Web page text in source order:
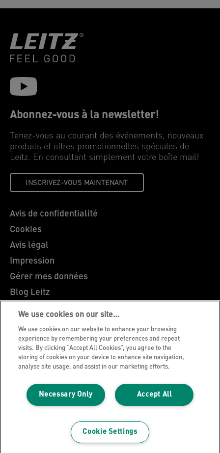
Abonnez-vous à la newsletter!
Tenez-vous au courant des événements, nouveaux
produits et offres promotionnelles spéciales de
Leitz. En consultant simplement votre boîte mail!
INSCRIVEZ-VOUS MAINTENANT
Avis de confidentialité
Cookies
Avis légal
Impression
Gérer mes données
Blog Leitz
Carrières
Leitz EasyPrint
Support client
Guide du recyclage des emballages
Conditions de garantie
Déclarations de conformité
Plan du site
©2026 ACCO Brands
We use cookies on our site…
We use cookies on our website to enhance your browsing
experience by remembering your preferences and repeat
visits. By clicking “Accept All Cookies”, you agree to the
storing of cookies on your device to enhance site navigation,
analyse site usage, and assist in our marketing efforts.
Accept All
Necessary Only
Cookie Settings